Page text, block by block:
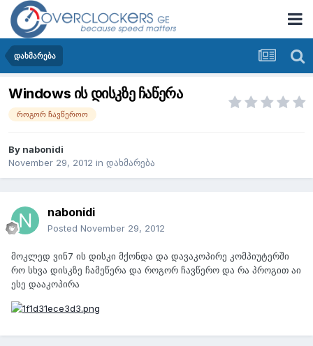
დახმარება
Windows ის დისკზე ჩაწერა
როგორ ჩავწეროო
By nabonidi
November 29, 2012 in დახმარება
nabonidi
Posted November 29, 2012
მოკლედ ვინ7 ის დისკი მქონდა და დავაკოპირე კომპიუტერში
რო სხვა დისკზე ჩამეწერა და როგორ ჩავწერო და რა პროგით აი
ესე დააკოპირა